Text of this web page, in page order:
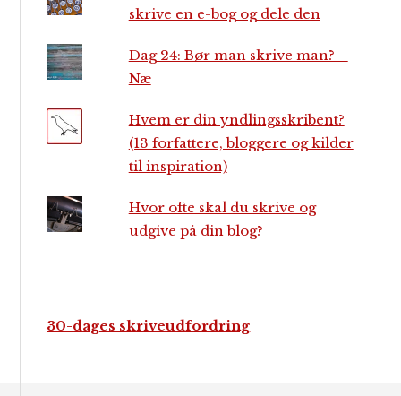
skrive en e-bog og dele den
Dag 24: Bør man skrive man? –
Næ
Hvem er din yndlingsskribent?
(13 forfattere, bloggere og kilder
til inspiration)
Hvor ofte skal du skrive og
udgive på din blog?
30-dages skriveudfordring